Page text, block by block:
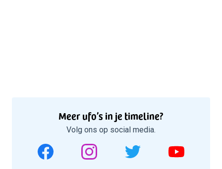
Meer ufo’s in je timeline?
Volg ons op social media.